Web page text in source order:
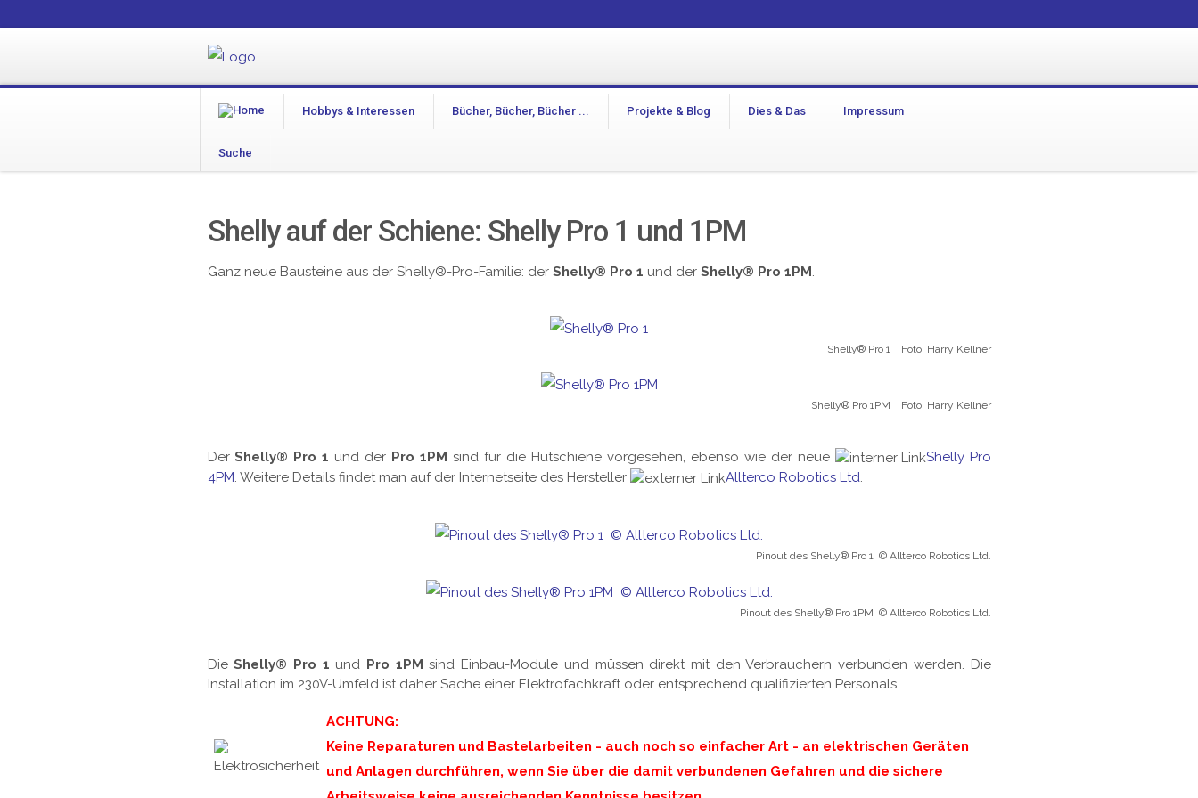
Hobbys & Interessen Bücher, Bücher, Bücher ... Projekte & Blog Dies & Das Impressum
Suche
Shelly auf der Schiene: Shelly Pro 1 und 1PM
Ganz neue Bausteine aus der Shelly®-Pro-Familie: der Shelly® Pro 1 und der Shelly® Pro 1PM.
Shelly® Pro 1 Foto: Harry Kellner
Shelly® Pro 1PM Foto: Harry Kellner
DerShelly® Pro 1 und der Pro 1PM sind für die Hutschiene vorgesehen, ebenso wie der neue
Shelly Pro
4PM. Weitere Details findet man auf der Internetseite des Hersteller Allterco Robotics Ltd.
Pinout des Shelly® Pro 1 © Allterco Robotics Ltd.
Pinout des Shelly® Pro 1PM © Allterco Robotics Ltd.
DieShelly® Pro 1 und Pro 1PM sind Einbau-Module und müssen direkt mit den Verbrauchern verbunden werden. Die
Installation im 230V-Umfeld ist daher Sache einer Elektrofachkraft oder entsprechend qualifizierten Personals.
ACHTUNG:
Keine Reparaturen und Bastelarbeiten - auch noch so einfacher Art - an elektrischen Geräten
und Anlagen durchführen, wenn Sie über die damit verbundenen Gefahren und die sichere